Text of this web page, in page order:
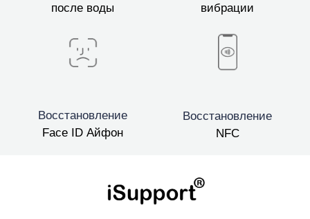
после воды
вибрации
Восстановление
Face ID Айфон
Восстановление
NFC